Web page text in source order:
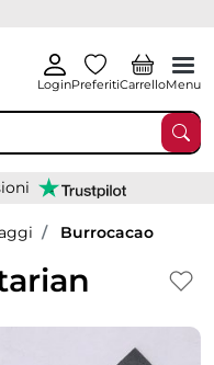
LoginPreferitiCarrelloMenu
Burrocacao